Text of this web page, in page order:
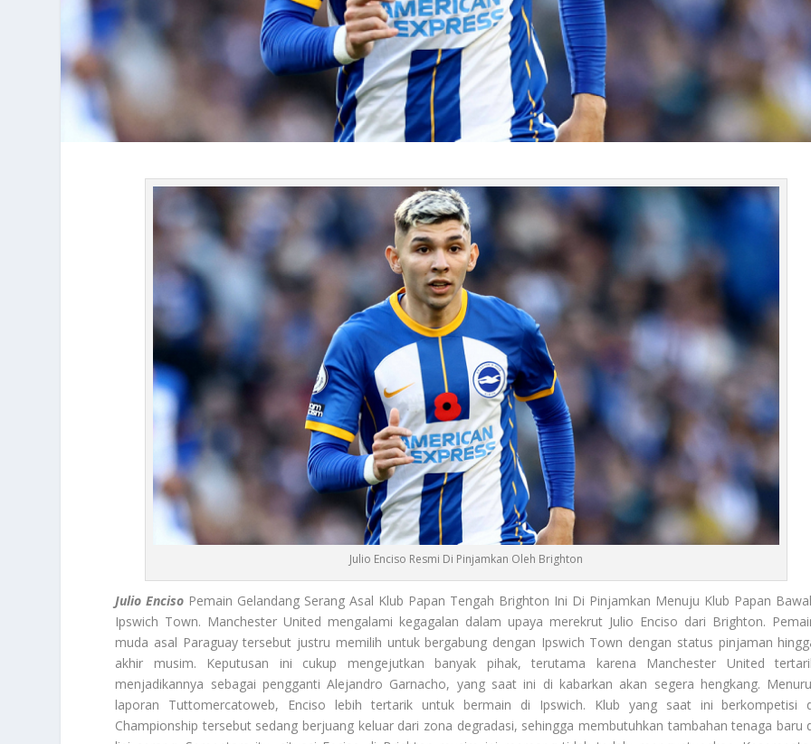
Julio Enciso Resmi Di Pinjamkan Oleh Brighton
Julio Enciso Pemain Gelandang Serang Asal Klub Papan Tengah Brighton Ini Di Pinjamkan Menuju Klub Papan
Ipswich Town. Manchester United mengalami kegagalan dalam upaya merekrut Julio Enciso dari Brighton.
muda asal Paraguay tersebut justru memilih untuk bergabung dengan Ipswich Town dengan status pinjaman
akhir musim. Keputusan ini cukup mengejutkan banyak pihak, terutama karena Manchester United
menjadikannya sebagai pengganti Alejandro Garnacho, yang saat ini di kabarkan akan segera hengkang.
laporan Tuttomercatoweb, Enciso lebih tertarik untuk bermain di Ipswich. Klub yang saat ini berkompetisi
Championship tersebut sedang berjuang keluar dari zona degradasi, sehingga membutuhkan tambahan tenaga baru